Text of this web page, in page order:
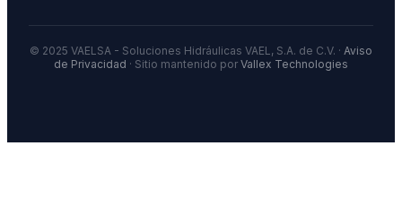
© 2025 VAELSA - Soluciones Hidráulicas VAEL, S.A. de C.V. · Aviso
de Privacidad · Sitio mantenido por Vallex Technologies